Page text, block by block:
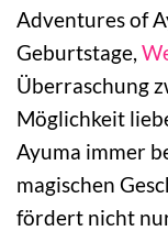
Adventures of
Geburtstage,
Überraschung
Möglichkeit
Ayuma immer
magischen
fördert nicht